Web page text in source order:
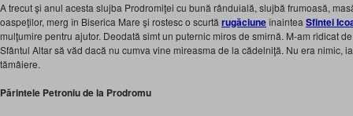
A trecut şi anul acesta slujba Prodromiţei cu bună rânduială, slujbă frumoasă,
oaspeţilor, merg în Biserica Mare şi rostesc o scurtă rugăciuneînaintea Sfintei
mulţumire pentru ajutor. Deodată simt un puternic miros de smirnă. M-am ridicat
Sfân­tul Altar să văd dacă nu cumva vine mireasma de la cădelniţă. Nu era nimic,
tămâiere.
Părintele Petroniu de la Prodromu